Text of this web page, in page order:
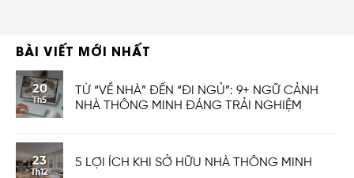
BÀI VIẾT MỚI NHẤT
20
Th5
TỪ “VỀ NHÀ” ĐẾN “ĐI NGỦ”: 9+ NGỮ CẢNH
NHÀ THÔNG MINH ĐÁNG TRẢI NGHIỆM
23
Th12
5 LỢI ÍCH KHI SỞ HỮU NHÀ THÔNG MINH